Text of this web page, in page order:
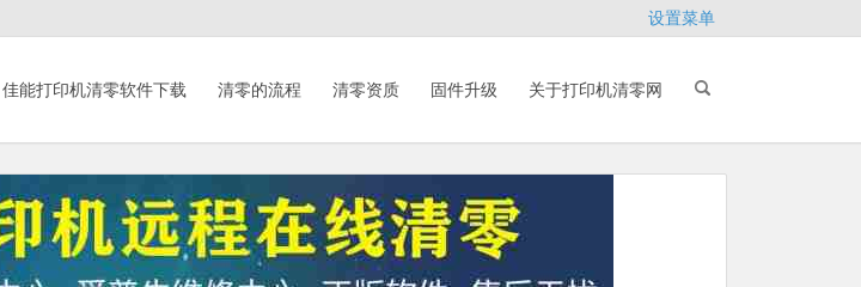
设置菜单
佳能打印机清零软件下载 清零的流程 清零资质 固件升级 关于打印机清零网